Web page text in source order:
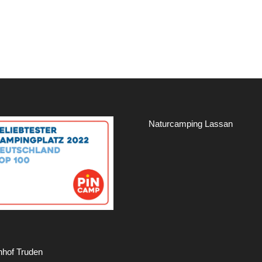
Truden
Naturcamping Lassan